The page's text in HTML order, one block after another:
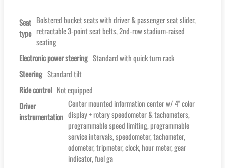
Seat
type
Bolstered bucket seats with driver & passenger seat slider,
retractable 3-point seat belts, 2nd-row stadium-raised
seating
Electronic power steering Standard with quick turn rack
Steering Standard tilt
Ride control Not equipped
Driver
instrumentation
Center mounted information center w/ 4'' color
display + rotary speedometer & tachometers,
programmable speed limiting, programmable
service intervals, speedometer, tachometer,
odometer, tripmeter, clock, hour meter, gear
indicator, fuel ga